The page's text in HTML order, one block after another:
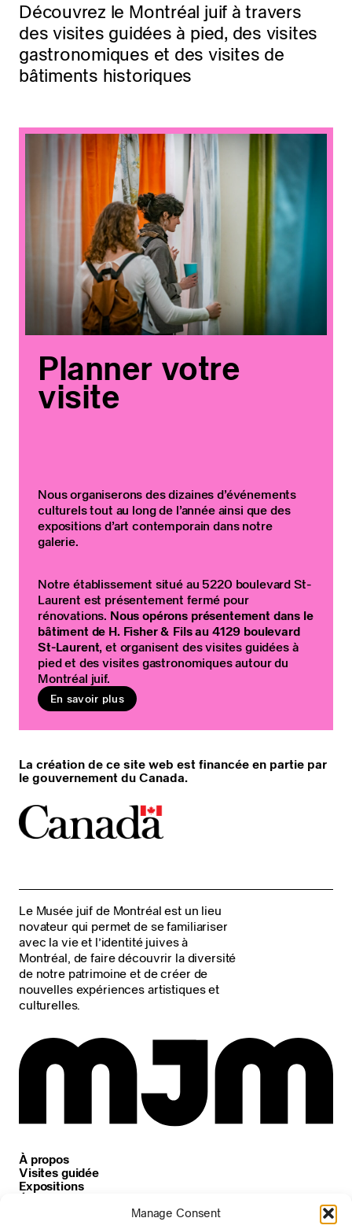
Manage Consent
Découvrez le Montréal juif à travers
des visites guidées à pied, des visites
gastronomiques et des visites de
bâtiments historiques
Planner votre
visite
Nous organiserons des dizaines d’événements
culturels tout au long de l’année ainsi que des
expositions d’art contemporain dans notre
galerie.
Notre établissement situé au 5220 boulevard St-
Laurent est présentement fermé pour
rénovations. Nous opérons présentement dans le
bâtiment de H. Fisher & Fils au 4129 boulevard
St-Laurent, et organisent des visites guidées à
pied et des visites gastronomiques autour du
Montréal juif.
En savoir plus
La création de ce site web est financée en partie par
le gouvernement du Canada.
Le Musée juif de Montréal est un lieu
novateur qui permet de se familiariser
avec la vie et l’identité juives à
Montréal, de faire découvrir la diversité
de notre patrimoine et de créer de
nouvelles expériences artistiques et
culturelles.
À propos
Visites guidée
Expositions
Événements